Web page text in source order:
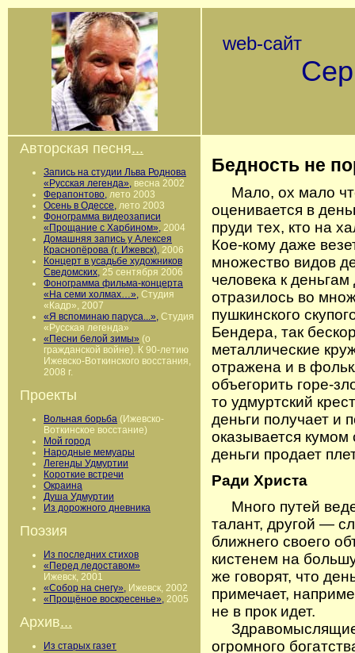
web-сайт
Авторская песня...
Запись на студии Льва Роднова
«Русская легенда», весна 2002
Ферапонтово, лето 2003
Осень в Одессе, лето 2003
Фонограмма видеозаписи
«Прощание с Харбином», 2004
Домашняя запись у Алексея
Краснопёрова (г. Ижевск), 2006
Концерт в усадьбе художников
Сведомских, 25 сентября 2006
Фонограмма фильма-концерта
«На семи холмах…», Студия
«Кадр», 2007
«Я вспоминаю паруса...», Студия
«Русская легенда»
«Песни белой зимы» (о
гражданской войне). К 90-летию
Ижевско-Воткинского восстания,
2008 г.
Проекты
Вольная борьба (Ижевско-
Воткинское восстание)
Мой город
Народные мемуары
Легенды Удмуртии
Короткие встречи
Окраина
Душа Удмуртии
Из дорожного дневника
Поэзия
Из последних стихов
«Перед ледоставом»
Ижевск, 2001
«Собор на снегу», Ижевск, 2002
«Прощёное воскресенье», 2005
Архив...
Из старых газет
Бедность не
Мало, ох мало
оценивается в
пруди тех, кто на
Кое-кому даже
множество видов
человека к
отразилось во
пушкинского
Бендера, так
металлические
отражена и в
объегорить горе-
то удмуртский
деньги получает и
оказывается
деньги продает
Ради Христа
Много путей
талант, другой —
ближнего своего
кистенем на
же говорят, что
примечает,
не в прок идет.
Здравомыслящие
огромного